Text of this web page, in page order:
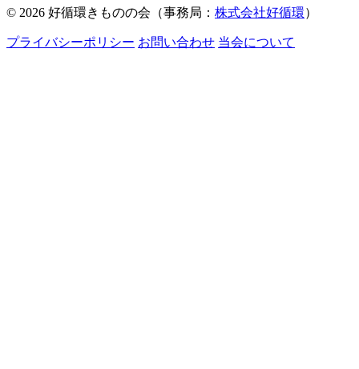
© 2026 好循環きものの会（事務局： 株式会社好循環）
プライバシーポリシー お問い合わせ 当会について